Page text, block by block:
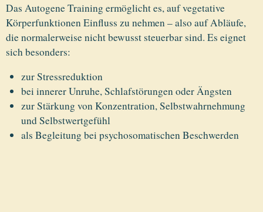
Das Autogene Training ermöglicht es, auf vegetative
Körperfunktionen Einfluss zu nehmen – also auf Abläufe,
die normalerweise nicht bewusst steuerbar sind. Es eignet
sich besonders:
zur Stressreduktion
bei innerer Unruhe, Schlafstörungen oder Ängsten
zur Stärkung von Konzentration, Selbstwahrnehmung
und Selbstwertgefühl
als Begleitung bei psychosomatischen Beschwerden